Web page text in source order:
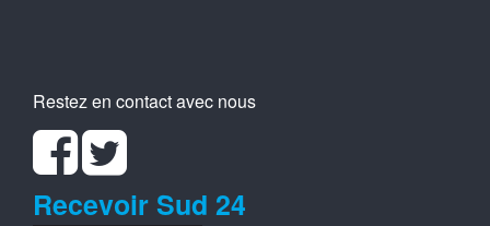
Restez en contact avec nous
Recevoir Sud 24